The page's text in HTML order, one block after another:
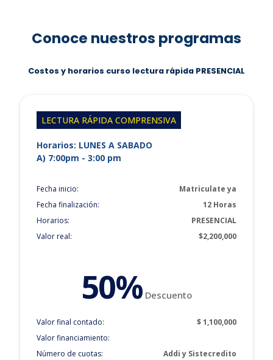
Conoce nuestros programas
Costos y horarios curso lectura rápida PRESENCIAL
LECTURA RÁPIDA COMPRENSIVA
Horarios: LUNES A SABADO
A) 7:00pm - 3:00 pm
Fecha inicio:
Matriculate ya
Fecha finalización:
12 Horas
Horarios:
PRESENCIAL
Valor real:
$2,200,000
50% Descuento
Valor final contado:
$ 1,100,000
Valor financiamiento:
Número de cuotas:
Addi y Sistecredito